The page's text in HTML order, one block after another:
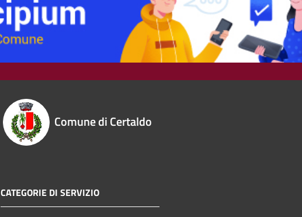
Comune di Certaldo
CATEGORIE DI SERVIZIO